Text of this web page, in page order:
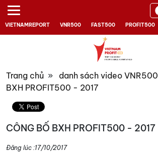
VIETNAMREPORT VNR500 FAST500 PROFIT500
Trang chủ » danh sách video VNR500
BXH PROFIT500 - 2017
CÔNG BỐ BXH PROFIT500 - 2017
Đăng lúc :17/10/2017